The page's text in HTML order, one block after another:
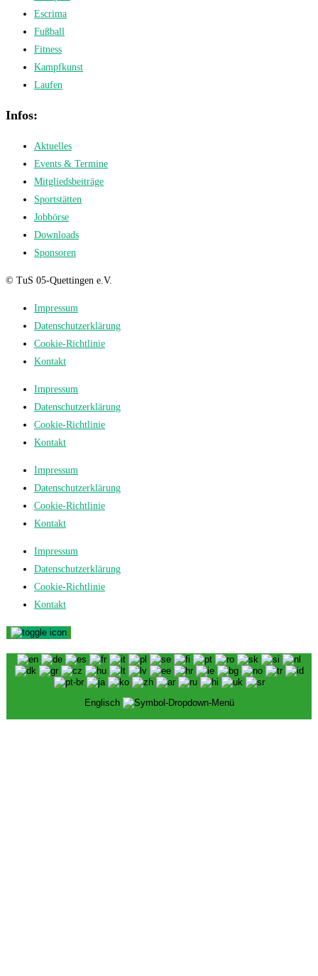
Escrima
Fußball
Fitness
Kampfkunst
Laufen
Infos:
Aktuelles
Events & Termine
Mitgliedsbeiträge
Sportstätten
Jobbörse
Downloads
Sponsoren
© TuS 05-Quettingen e.V.
Impressum
Datenschutzerklärung
Cookie-Richtlinie
Kontakt
Impressum
Datenschutzerklärung
Cookie-Richtlinie
Kontakt
Impressum
Datenschutzerklärung
Cookie-Richtlinie
Kontakt
Impressum
Datenschutzerklärung
Cookie-Richtlinie
Kontakt
Englisch